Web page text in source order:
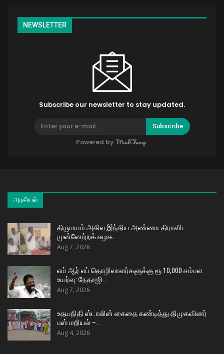
NEWSLETTER
Subscribe our newsletter to stay updated.
Subscribe
Powered by
அரசியல்
திருமயம் அகில இந்திய அண்ணா திராவிட
முன்னேற்றக் கழக…
Aug 7, 2026
எம் ஆர் எப் தொழிலாளர்களுக்கு ரூ.10,000 சம்பள
உயர்வு: நேதாஜி…
Aug 7, 2026
உதயநிதி ஸ்டாலின் கைதை கண்டித்து திமுகவினர்
பஸ் மறியல் –…
Aug 4, 2026